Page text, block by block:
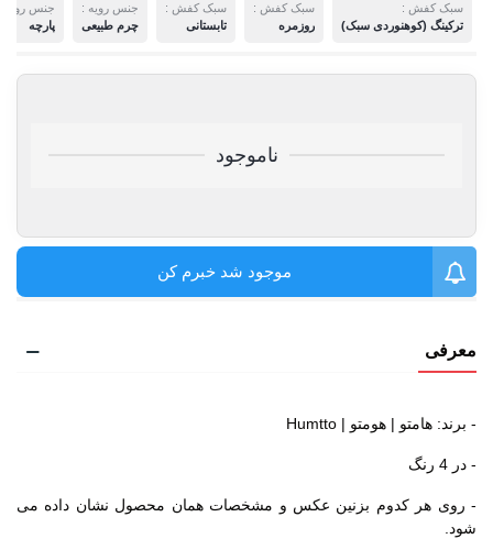
سبک کفش :
ترکینگ (کوهنوردی سبک)
سبک کفش :
روزمره
سبک کفش :
تابستانی
جنس رویه :
چرم طبیعی
جنس رویه
پارچه
ناموجود
موجود شد خبرم کن
معرفی
- برند: هامتو | هومتو | Humtto
- در 4 رنگ
- روی هر کدوم بزنین عکس و مشخصات همان محصول نشان داده می
شود.